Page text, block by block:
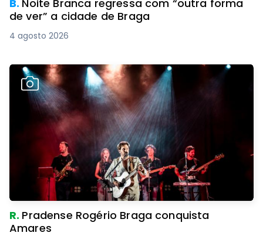
B. Noite Branca regressa com “outra forma
de ver” a cidade de Braga
4 agosto 2026
R. Pradense Rogério Braga conquista
Amares